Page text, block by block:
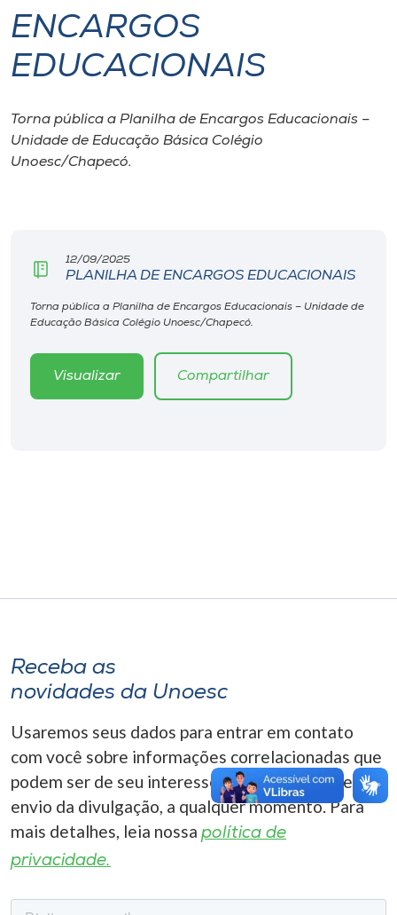
I.nova
Cultura
Editora
Rádio
A+
ENCARGOS
EDUCACIONAIS
Torna pública a Planilha de Encargos Educacionais –
Unidade de Educação Básica Colégio
Unoesc/Chapecó.
12/09/2025
PLANILHA DE ENCARGOS EDUCACIONAIS
Torna pública a Planilha de Encargos Educacionais – Unidade de
Educação Básica Colégio Unoesc/Chapecó.
Visualizar Compartilhar
Receba as
novidades da Unoesc
Usaremos seus dados para entrar em contato
com você sobre informações correlacionadas que
podem ser de seu interesse. Você pode cancelar o
envio da divulgação, a qualquer momento. Para
mais detalhes, leia nossa política de
privacidade.